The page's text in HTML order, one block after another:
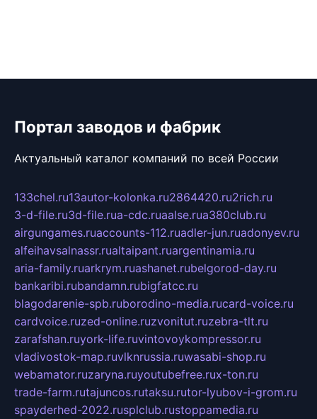
Портал заводов и фабрик
Актуальный каталог компаний по всей России
133chel.ru13autor-kolonka.ru2864420.ru2rich.ru
3-d-file.ru3d-file.rua-cdc.ruaalse.rua380club.ru
airgungames.ruaccounts-112.ruadler-jun.ruadonyev.ru
alfeihavsalnassr.rualtaipant.ruargentinamia.ru
aria-family.ruarkrym.ruashanet.rubelgorod-day.ru
bankaribi.rubandamn.rubigfatcc.ru
blagodarenie-spb.ruborodino-media.rucard-voice.ru
cardvoice.ruzed-online.ruzvonitut.ruzebra-tlt.ru
zarafshan.ruyork-life.ruvintovoykompressor.ru
vladivostok-map.ruvlknrussia.ruwasabi-shop.ru
webamator.ruzaryna.ruyoutubefree.rux-ton.ru
trade-farm.rutajuncos.rutaksu.rutor-lyubov-i-grom.ru
spayderhed-2022.rusplclub.rustoppamedia.ru